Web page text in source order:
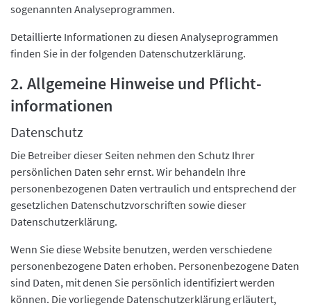
sogenannten Analyseprogrammen.
Detaillierte Informationen zu diesen Analyseprogrammen
finden Sie in der folgenden Datenschutzerklärung.
2. Allgemeine Hinweise und Pflicht­
informationen
Datenschutz
Die Betreiber dieser Seiten nehmen den Schutz Ihrer
persönlichen Daten sehr ernst. Wir behandeln Ihre
personenbezogenen Daten vertraulich und entsprechend der
gesetzlichen Datenschutzvorschriften sowie dieser
Datenschutzerklärung.
Wenn Sie diese Website benutzen, werden verschiedene
personenbezogene Daten erhoben. Personenbezogene Daten
sind Daten, mit denen Sie persönlich identifiziert werden
können. Die vorliegende Datenschutzerklärung erläutert,